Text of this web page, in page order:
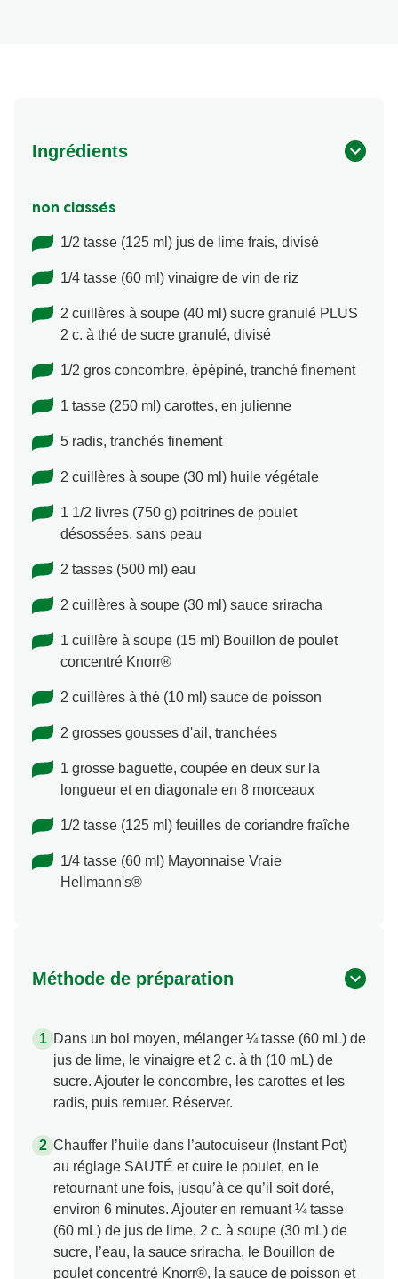
Ingrédients
non classés
1/2 tasse (125 ml) jus de lime frais, divisé
1/4 tasse (60 ml) vinaigre de vin de riz
2 cuillères à soupe (40 ml) sucre granulé PLUS
2 c. à thé de sucre granulé, divisé
1/2 gros concombre, épépiné, tranché finement
1 tasse (250 ml) carottes, en julienne
5 radis, tranchés finement
2 cuillères à soupe (30 ml) huile végétale
1 1/2 livres (750 g) poitrines de poulet
désossées, sans peau
2 tasses (500 ml) eau
2 cuillères à soupe (30 ml) sauce sriracha
1 cuillère à soupe (15 ml) Bouillon de poulet
concentré Knorr®
2 cuillères à thé (10 ml) sauce de poisson
2 grosses gousses d'ail, tranchées
1 grosse baguette, coupée en deux sur la
longueur et en diagonale en 8 morceaux
1/2 tasse (125 ml) feuilles de coriandre fraîche
1/4 tasse (60 ml) Mayonnaise Vraie
Hellmann's®
Méthode de préparation
Dans un bol moyen, mélanger ¼ tasse (60 mL) de
jus de lime, le vinaigre et 2 c. à th (10 mL) de
sucre. Ajouter le concombre, les carottes et les
radis, puis remuer. Réserver.
Chauffer l’huile dans l’autocuiseur (Instant Pot)
au réglage SAUTÉ et cuire le poulet, en le
retournant une fois, jusqu’à ce qu’il soit doré,
environ 6 minutes. Ajouter en remuant ¼ tasse
(60 mL) de jus de lime, 2 c. à soupe (30 mL) de
sucre, l’eau, la sauce sriracha, le Bouillon de
poulet concentré Knorr®, la sauce de poisson et